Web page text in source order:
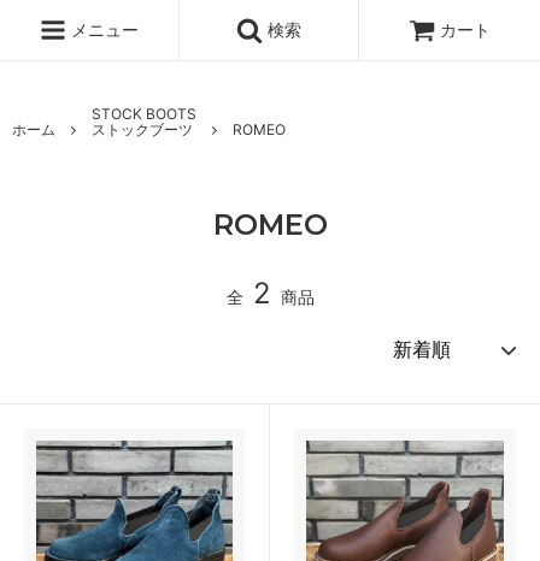
メニュー 検索 カート
ホーム
STOCK BOOTS
ストックブーツ
ROMEO
ROMEO
全 2 商品